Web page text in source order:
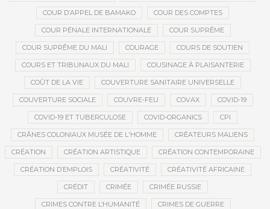
COUR D’APPEL DE BAMAKO COUR DES COMPTES
COUR PÉNALE INTERNATIONALE COUR SUPRÊME
COUR SUPRÊME DU MALI COURAGE COURS DE SOUTIEN
COURS ET TRIBUNAUX DU MALI COUSINAGE À PLAISANTERIE
COÛT DE LA VIE COUVERTURE SANITAIRE UNIVERSELLE
COUVERTURE SOCIALE COUVRE-FEU COVAX COVID-19
COVID-19 ET TUBERCULOSE COVID-ORGANICS CPI
CRÂNES COLONIAUX MUSÉE DE L'HOMME CRÉATEURS MALIENS
CRÉATION CRÉATION ARTISTIQUE CRÉATION CONTEMPORAINE
CRÉATION D’EMPLOIS CRÉATIVITÉ CRÉATIVITÉ AFRICAINE
CRÉDIT CRIMÉE CRIMÉE RUSSIE
CRIMES CONTRE L’HUMANITÉ CRIMES DE GUERRE